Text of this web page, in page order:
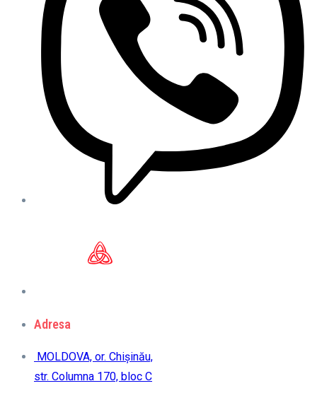
Adresa
MOLDOVA, or. Chișinău,
str. Columna 170, bloc C